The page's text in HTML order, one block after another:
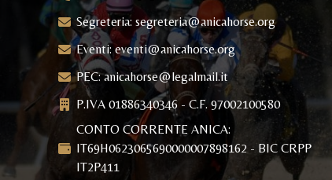
Segreteria:segreteria@anicahorse.org
Eventi:eventi@anicahorse.org
PEC:anicahorse@legalmail.it
P.IVA 01886340346 - C.F. 97002100580
CONTO CORRENTE ANICA:
IT69H0623065690000007898162 - BIC CRPP
IT2P411